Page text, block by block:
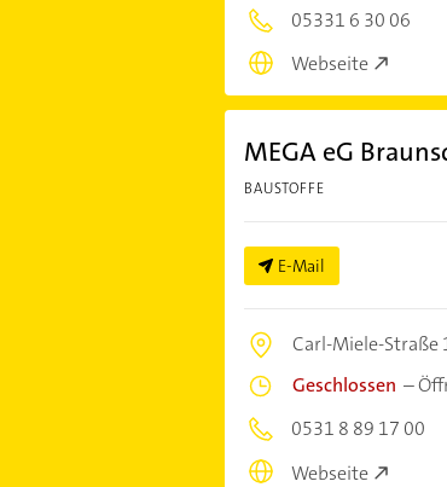
05331 6 30 06
Webseite
MEGA eG
BAUSTOFFE
E-Mail
Carl-Miele-Straße
Geschlossen –
0531 8 89 17 00
Webseite